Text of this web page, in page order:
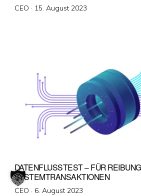
CEO · Veröffentlicht
15. August 2023
DATENFLUSSTEST – FÜR
SYSTEMTRANSAKTIONEN
CEO · Veröffentlicht
6. August 2023